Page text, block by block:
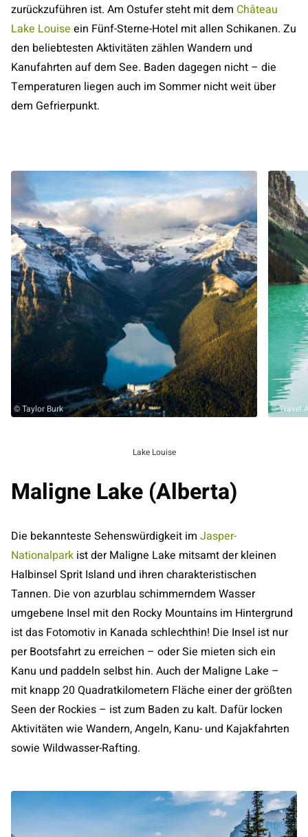
zurückzuführen ist. Am Ostufer steht mit dem Château
Lake Louise ein Fünf-Sterne-Hotel mit allen Schikanen. Zu
den beliebtesten Aktivitäten zählen Wandern und
Kanufahrten auf dem See. Baden dagegen nicht – die
Temperaturen liegen auch im Sommer nicht weit über
dem Gefrierpunkt.
© Taylor Burk © Travel
Lake Louise
Maligne Lake (Alberta)
Die bekannteste Sehenswürdigkeit im Jasper-
Nationalpark ist der Maligne Lake mitsamt der kleinen
Halbinsel Sprit Island und ihren charakteristischen
Tannen. Die von azurblau schimmerndem Wasser
umgebene Insel mit den Rocky Mountains im Hintergrund
ist das Fotomotiv in Kanada schlechthin! Die Insel ist nur
per Bootsfahrt zu erreichen – oder Sie mieten sich ein
Kanu und paddeln selbst hin. Auch der Maligne Lake –
mit knapp 20 Quadratkilometern Fläche einer der größten
Seen der Rockies – ist zum Baden zu kalt. Dafür locken
Aktivitäten wie Wandern, Angeln, Kanu- und Kajakfahrten
sowie Wildwasser-Rafting.